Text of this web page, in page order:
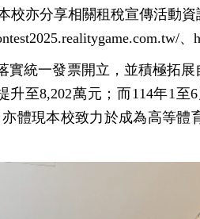
校亦分享相關租稅宣傳活動
、
統一發票開立，並積極拓
升至8,202萬元；而114年1至6
體現本校致力於成為高等